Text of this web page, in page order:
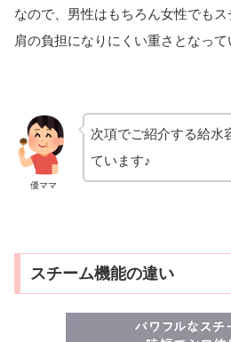
なので、男性はもちろん女性でもス
肩の負担になりにくい重さとなっ
優ママ
次項でご紹介する給水
ています♪
スチーム機能の違い